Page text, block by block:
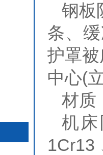
钢板
条、
护罩
中心(
材质
机
1Cr13